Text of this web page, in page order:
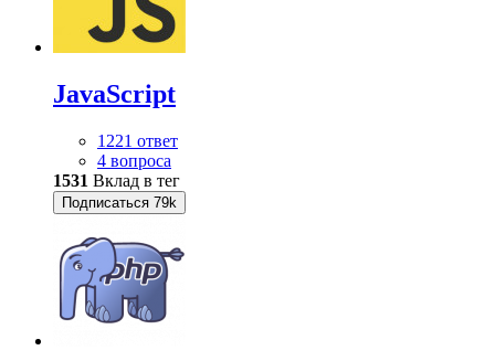
JavaScript
1221 ответ
4 вопроса
1531 Вклад в тег
Подписаться 79k